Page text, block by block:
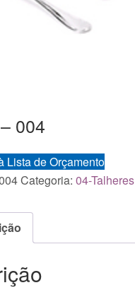
004
Lista de Orçamento
Categoria:04-Talheres